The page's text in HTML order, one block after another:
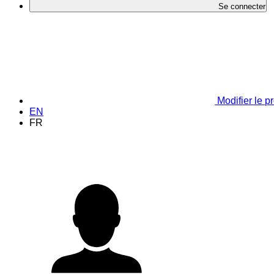
Se connecter
Modifier le
EN
FR